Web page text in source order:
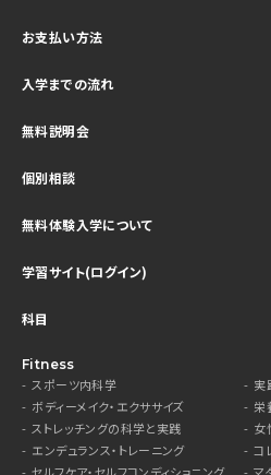
お支払い方法
入学までの流れ
無料説明会
個別相談
無料体験入学について
学習サイト(ログイン)
科目
Fitness
スポーツ内科学
実
ボディーメイク・エクササイズ
栄
ストレッチングの科学と実践
女
エンデュランス・トレーニング
コ